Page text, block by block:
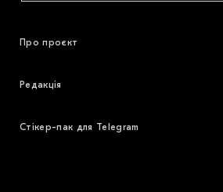
Про проєкт
Редакція
Стікер-пак для Telegram